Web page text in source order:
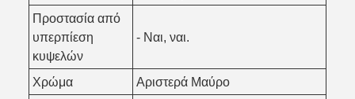
Προστασία από
υπερπίεση
κυψελών
- Ναι, ναι.
Χρώμα
Αριστερά Μαύρο